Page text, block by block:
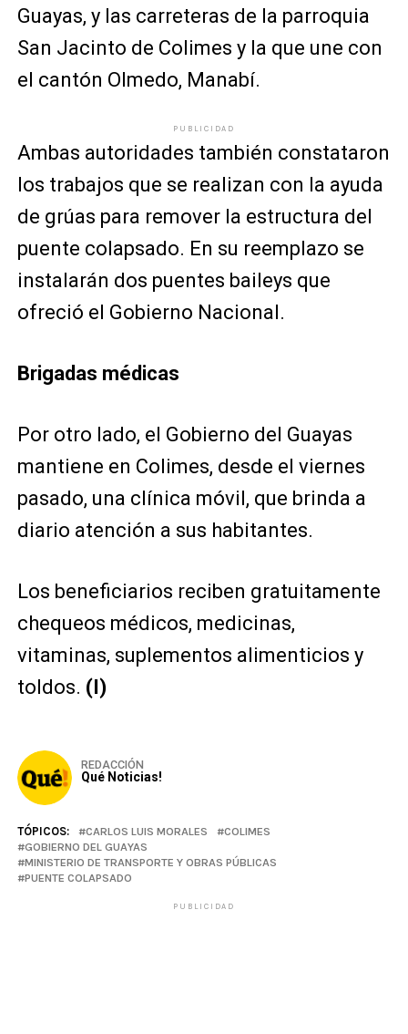
Guayas, y las carreteras de la parroquia
San Jacinto de Colimes y la que une con
el cantón Olmedo, Manabí.
PUBLICIDAD
Ambas autoridades también constataron
los trabajos que se realizan con la ayuda
de grúas para remover la estructura del
puente colapsado. En su reemplazo se
instalarán dos puentes baileys que
ofreció el Gobierno Nacional.
Brigadas médicas
Por otro lado, el Gobierno del Guayas
mantiene en Colimes, desde el viernes
pasado, una clínica móvil, que brinda a
diario atención a sus habitantes.
Los beneficiarios reciben gratuitamente
chequeos médicos, medicinas,
vitaminas, suplementos alimenticios y
toldos. (I)
REDACCIÓN
Qué Noticias!
TÓPICOS: CARLOS LUIS MORALES
COLIMES
GOBIERNO DEL GUAYAS
MINISTERIO DE TRANSPORTE Y OBRAS PÚBLICAS
PUENTE COLAPSADO
PUBLICIDAD